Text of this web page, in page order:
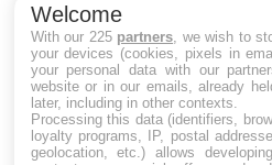
Maladie de
amyotrophique)
Welcome
With our 225 partners , we wish to
your devices (cookies, pixels in
your personal data with our
website or in our emails, already
later, including in other contexts.
Processing this data (identifiers,
loyalty programs, IP, postal
geolocation, etc.) allows